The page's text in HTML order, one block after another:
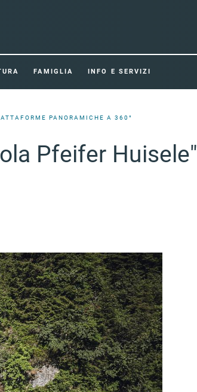
FAMIGLIA INFO E SERVIZI
PANORAMICHE A 360°
Pfeifer Huisele"